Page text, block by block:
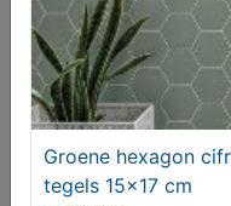
Castle stones -
Groene hexagon
tegels 15x17 cm